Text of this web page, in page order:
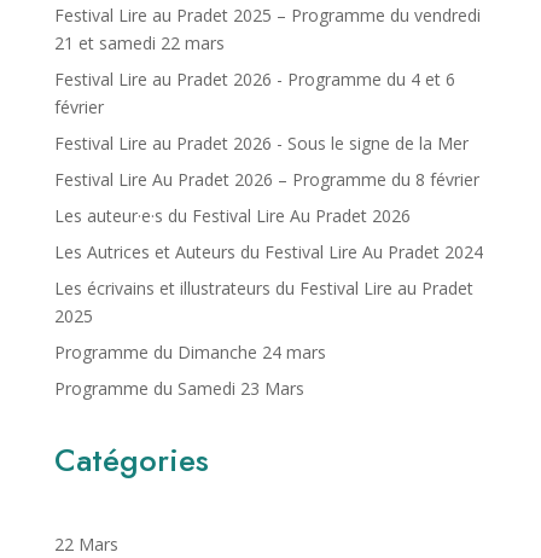
Festival Lire au Pradet 2025 – Programme du vendredi
21 et samedi 22 mars
Festival Lire au Pradet 2026 - Programme du 4 et 6
février
Festival Lire au Pradet 2026 - Sous le signe de la Mer
Festival Lire Au Pradet 2026 – Programme du 8 février
Les auteur·e·s du Festival Lire Au Pradet 2026
Les Autrices et Auteurs du Festival Lire Au Pradet 2024
Les écrivains et illustrateurs du Festival Lire au Pradet
2025
Programme du Dimanche 24 mars
Programme du Samedi 23 Mars
Catégories
22 Mars